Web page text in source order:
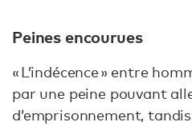
Peines encourues
« L’indécence » entre
par une peine pouvant
d’emprisonnement,